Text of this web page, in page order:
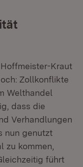
Kraut
Zollkonflikte
Welthandel
dass die
Verhandlungen
nun genutzt
zu kommen,
führt